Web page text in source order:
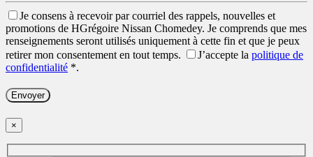
Je consens à recevoir par courriel des rappels, nouvelles et
promotions de HGrégoire Nissan Chomedey. Je comprends que mes
renseignements seront utilisés uniquement à cette fin et que je peux
retirer mon consentement en tout temps.
J’accepte la politique de
confidentialité *.
×